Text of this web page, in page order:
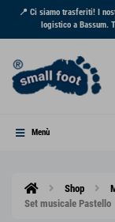
📍 Ci siamo trasferiti! I
logistico a Bassum.
Menù
Shop
Set musicale Pastello